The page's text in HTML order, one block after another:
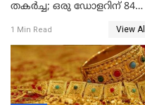
തകര്‍ച്ച; ഒരു ഡോളറിന് 84
വിനിമയ മൂല്യം
1 Min Read View All